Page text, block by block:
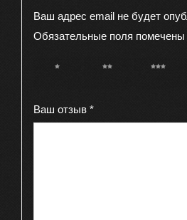
Ваш адрес email не будет
Обязательные поля помечены
1 из 5
2 из 5
3 из 5
Ваш отзыв *